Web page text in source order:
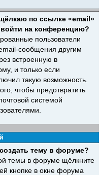
по ссылке «email»
на конференцию?
пользователи
сообщения другим
встроенную в
и только если
такую возможность.
чтобы предотвратить
системой
тему в форуме?
темы в форуме щёлкните
кнопке в окне форума